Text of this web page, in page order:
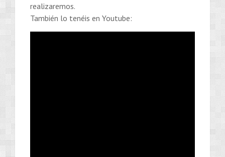
realizaremos.
También lo tenéis en Youtube: